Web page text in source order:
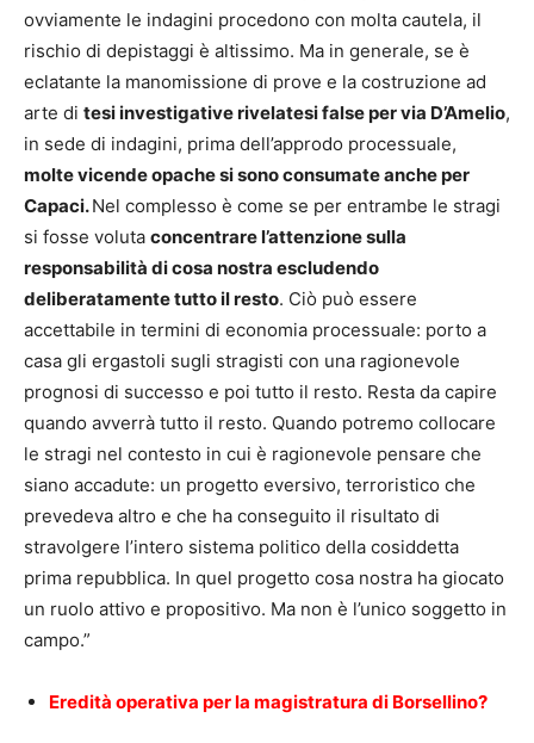
ovviamente le indagini procedono con molta cautela, il
rischio di depistaggi è altissimo. Ma in generale, se è
eclatante la manomissione di prove e la costruzione ad
arte di tesi investigative rivelatesi false per via D’Amelio,
in sede di indagini, prima dell’approdo processuale,
molte vicende opache si sono consumate anche per
Capaci.Nel complesso è come se per entrambe le stragi
si fosse voluta concentrare l’attenzione sulla
responsabilità di cosa nostra escludendo
deliberatamente tutto il resto. Ciò può essere
accettabile in termini di economia processuale: porto a
casa gli ergastoli sugli stragisti con una ragionevole
prognosi di successo e poi tutto il resto. Resta da capire
quando avverrà tutto il resto. Quando potremo collocare
le stragi nel contesto in cui è ragionevole pensare che
siano accadute: un progetto eversivo, terroristico che
prevedeva altro e che ha conseguito il risultato di
stravolgere l’intero sistema politico della cosiddetta
prima repubblica. In quel progetto cosa nostra ha giocato
un ruolo attivo e propositivo. Ma non è l’unico soggetto in
campo.”
Eredità operativa per la magistratura di Borsellino?